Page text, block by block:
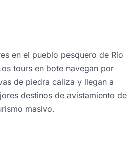
en el pueblo pesquero de Río
tours en bote navegan por
de piedra caliza y llegan a
destinos de avistamiento de
masivo.